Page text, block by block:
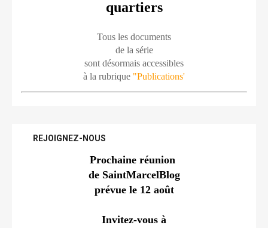
quartiers
Tous les documents
de la série
sont désormais accessibles
à la rubrique "Publications'
REJOIGNEZ-NOUS
Prochaine réunion
de SaintMarcelBlog
prévue le 12 août
Invitez-vous à